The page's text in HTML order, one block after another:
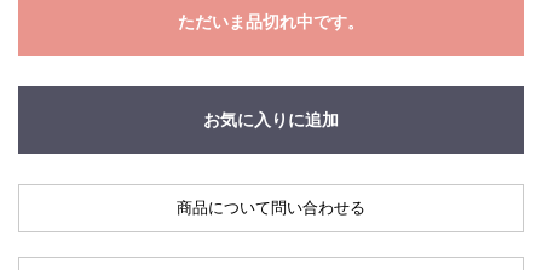
ただいま品切れ中です。
お気に入りに追加
商品について問い合わせる